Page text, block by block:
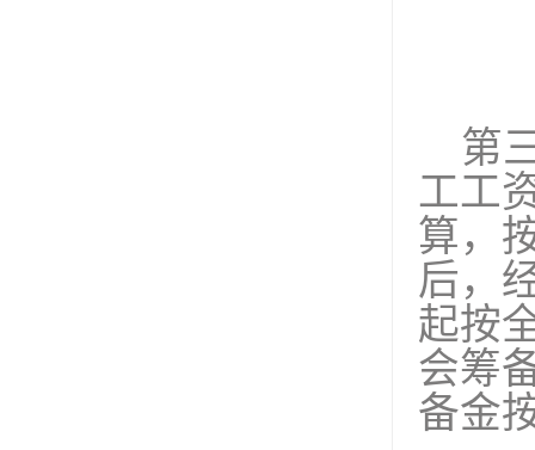
第
工工
算，
后，
起按
会筹
备金